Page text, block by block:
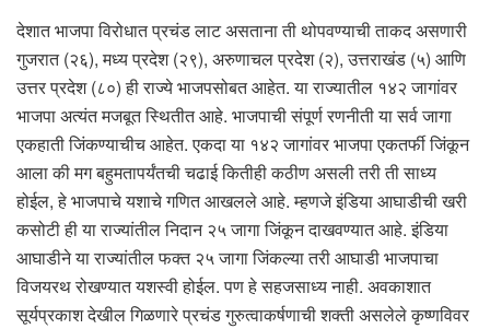
देशात भाजपा विरोधात प्रचंड लाट असताना ती थोपवण्याची ताकद असणारी
गुजरात (२६), मध्य प्रदेश (२९), अरुणाचल प्रदेश (२), उत्तराखंड (५) आणि
उत्तर प्रदेश (८०) ही राज्ये भाजपसोबत आहेत. या राज्यातील १४२ जागांवर
भाजपा अत्यंत मजबूत स्थितीत आहे. भाजपाची संपूर्ण रणनीती या सर्व जागा
एकहाती जिंकण्याचीच आहेत. एकदा या १४२ जागांवर भाजपा एकतर्फी जिंकून
आला की मग बहुमतापर्यंतची चढाई कितीही कठीण असली तरी ती साध्य
होईल, हे भाजपाचे यशाचे गणित आखलले आहे. म्हणजे इंडिया आघाडीची खरी
कसोटी ही या राज्यांतील निदान २५ जागा जिंकून दाखवण्यात आहे. इंडिया
आघाडीने या राज्यांतील फक्त २५ जागा जिंकल्या तरी आघाडी भाजपाचा
विजयरथ रोखण्यात यशस्वी होईल. पण हे सहजसाध्य नाही. अवकाशात
सूर्यप्रकाश देखील गिळणारे प्रचंड गुरुत्वाकर्षणाची शक्ती असलेले कृष्णविवर